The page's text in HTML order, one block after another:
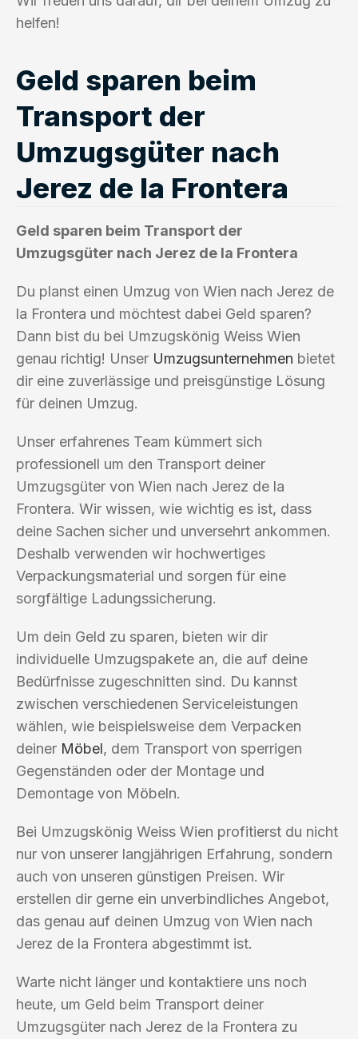
helfen!
Geld sparen beim
Transport der
Umzugsgüter nach
Jerez de la Frontera
Geld sparen beim Transport der
Umzugsgüter nach Jerez de la Frontera
Du planst einen Umzug von Wien nach Jerez de
la Frontera und möchtest dabei Geld sparen?
Dann bist du bei Umzugskönig Weiss Wien
genau richtig! Unser Umzugsunternehmen bietet
dir eine zuverlässige und preisgünstige Lösung
für deinen Umzug.
Unser erfahrenes Team kümmert sich
professionell um den Transport deiner
Umzugsgüter von Wien nach Jerez de la
Frontera. Wir wissen, wie wichtig es ist, dass
deine Sachen sicher und unversehrt ankommen.
Deshalb verwenden wir hochwertiges
Verpackungsmaterial und sorgen für eine
sorgfältige Ladungssicherung.
Um dein Geld zu sparen, bieten wir dir
individuelle Umzugspakete an, die auf deine
Bedürfnisse zugeschnitten sind. Du kannst
zwischen verschiedenen Serviceleistungen
wählen, wie beispielsweise dem Verpacken
deiner Möbel, dem Transport von sperrigen
Gegenständen oder der Montage und
Demontage von Möbeln.
Bei Umzugskönig Weiss Wien profitierst du nicht
nur von unserer langjährigen Erfahrung, sondern
auch von unseren günstigen Preisen. Wir
erstellen dir gerne ein unverbindliches Angebot,
das genau auf deinen Umzug von Wien nach
Jerez de la Frontera abgestimmt ist.
Warte nicht länger und kontaktiere uns noch
heute, um Geld beim Transport deiner
Umzugsgüter nach Jerez de la Frontera zu